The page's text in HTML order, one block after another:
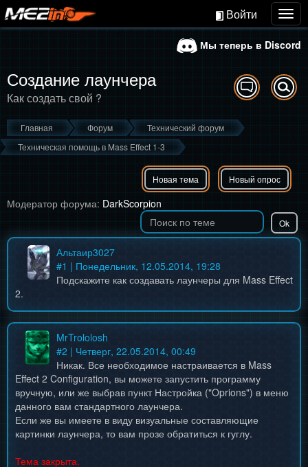
Войти
Мы теперь в Discord
Создание лаунчера
Как создать свой ?
Главная Форум
Технический форум
Техническая помощь в Mass Effect 1-3
Новая тема Новый опрос
Модератор форума: DarkScorpion
Альтаир3027
#1 | Понедельник, 12.05.2014, 19:28
Подскажите как создавать лаунчеры для Mass Effect
2.
MrTrololosh
#2 | Четверг, 22.05.2014, 00:49
Никак. Все необходимое настраивается в Mass
Effect 2 Configuration, вы можете запустить программу
вручную, или же выбрав пункт Настройка ("Oprions") в меню
данного вам стандартного лаунчера.
Если же вы имеете в виду визуальные составляющие
картинки лаунчера, то вам прозе обратиться к гуглу.
Тема закрыта.